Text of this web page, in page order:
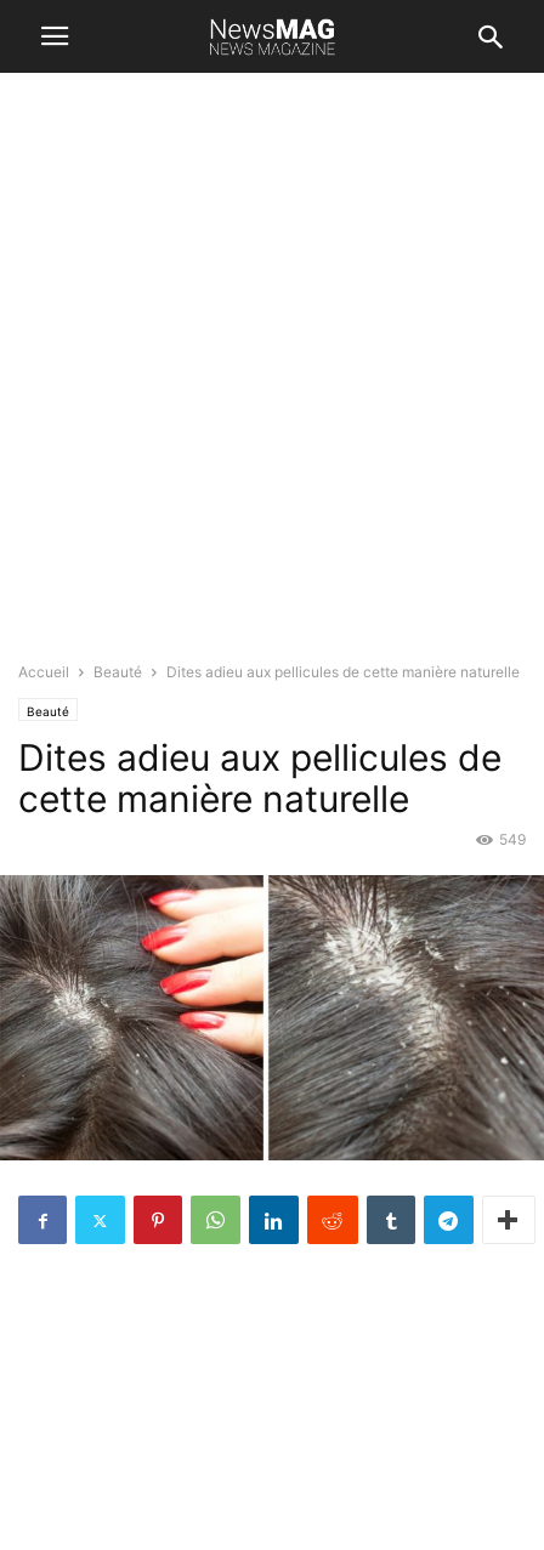
Accueil Beauté Dites adieu aux pellicules de cette manière naturelle
Beauté
Dites adieu aux pellicules de
cette manière naturelle
549